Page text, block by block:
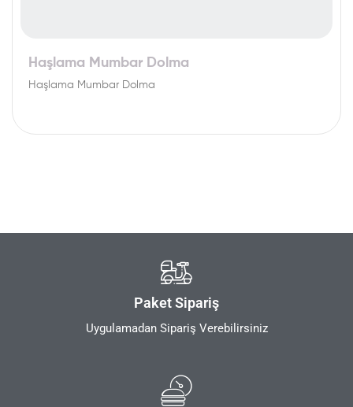
Haşlama Mumbar Dolma
Haşlama Mumbar Dolma
Paket Sipariş
Uygulamadan Sipariş Verebilirsiniz